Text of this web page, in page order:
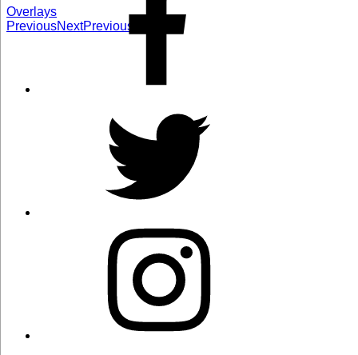
Overlays
PreviousNextPrevious